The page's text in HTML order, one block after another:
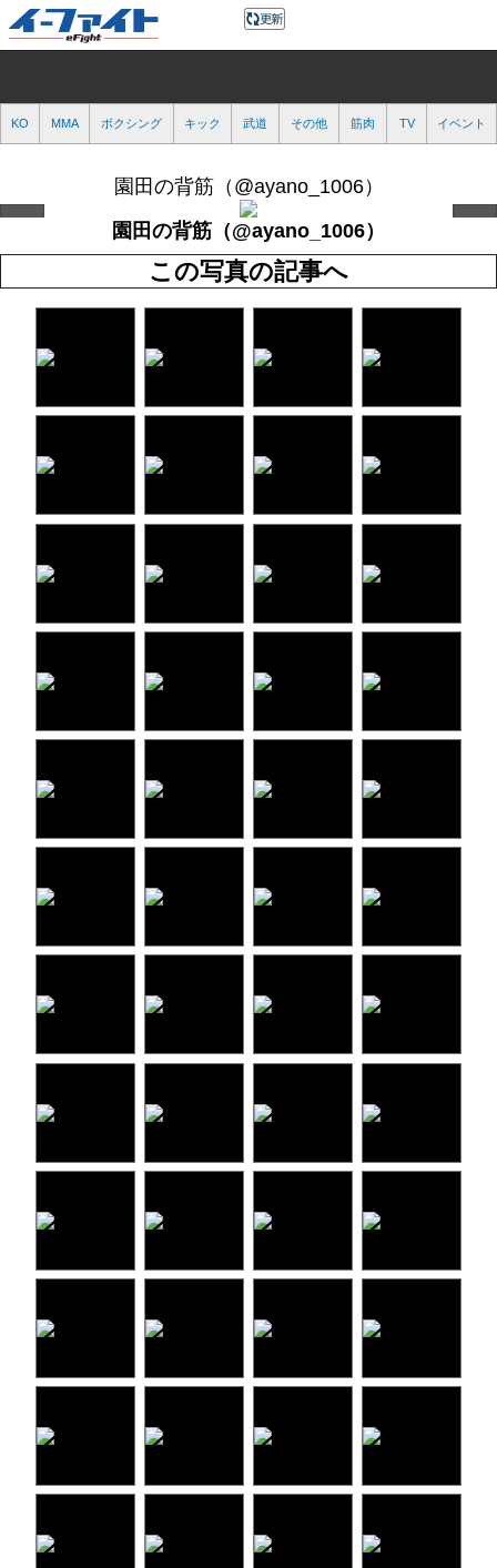
KO MMA ボクシング キック 武道 その他 筋肉 TV イベント
園田の背筋（@ayano_1006）
園田の背筋（@ayano_1006）
この写真の記事へ